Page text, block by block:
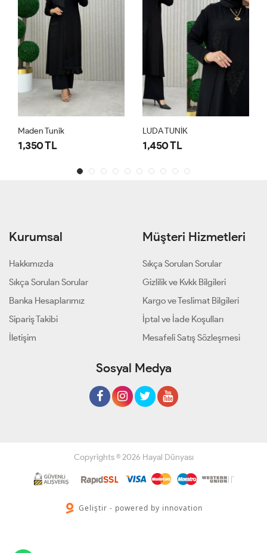
Maden Tunik
1,350 TL
LUDA TUNİK
1,450 TL
Kurumsal
Hakkımızda
Sıkça Sorulan Sorular
Banka Hesaplarımız
Sipariş Takibi
İletişim
Müşteri Hizmetleri
Sıkça Sorulan Sorular
Gizlilik ve Kvkk Bilgileri
Kargo ve Teslimat Bilgileri
İptal ve İade Koşulları
Mesafeli Satış Sözleşmesi
Sosyal Medya
Copyrights © 2026 Hayal Dünyası
Geliştir - powered by innovation